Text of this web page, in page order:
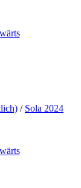
/ Sola 2024